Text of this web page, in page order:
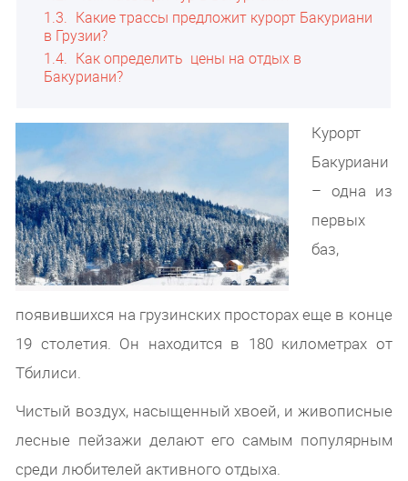
1.3
Какие трассы предложит курорт Бакуриани
в Грузии?
1.4
Как определить цены на отдых в
Бакуриани?
Курорт
Бакуриани
– одна из
первых
баз,
появившихся на грузинских просторах еще в конце
19 столетия. Он находится в 180 километрах от
Тбилиси.
Чистый воздух, насыщенный хвоей, и живописные
лесные пейзажи делают его самым популярным
среди любителей активного отдыха.